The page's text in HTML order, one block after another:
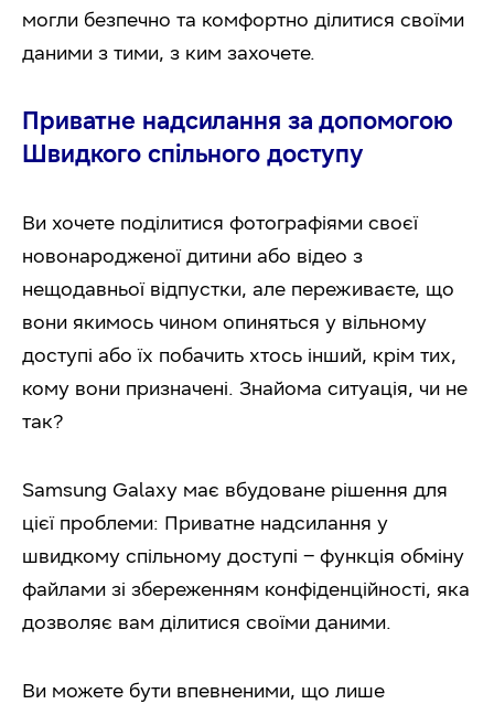
могли безпечно та комфортно ділитися своїми
даними з тими, з ким захочете.
Приватне надсилання за допомогою
Швидкого спільного доступу
Ви хочете поділитися фотографіями своєї
новонародженої дитини або відео з
нещодавньої відпустки, але переживаєте, що
вони якимось чином опиняться у вільному
доступі або їх побачить хтось інший, крім тих,
кому вони призначені. Знайома ситуація, чи не
так?
Samsung Galaxy має вбудоване рішення для
цієї проблеми: Приватне надсилання у
швидкому спільному доступі – функція обміну
файлами зі збереженням конфіденційності, яка
дозволяє вам ділитися своїми даними.
Ви можете бути впевненими, що лише